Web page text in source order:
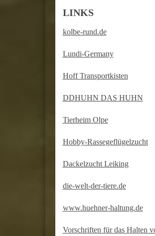
LINKS
kolbe-rund.de
Lundi-Germany
Hoff Transportkisten
DDHUHN DAS HUHN
Tierheim Olpe
Hobby-Rassegeflügelzucht
Dackelzucht Leiking
die-welt-der-tiere.de
www.huehner-haltung.de
Vorschriften für das Halten